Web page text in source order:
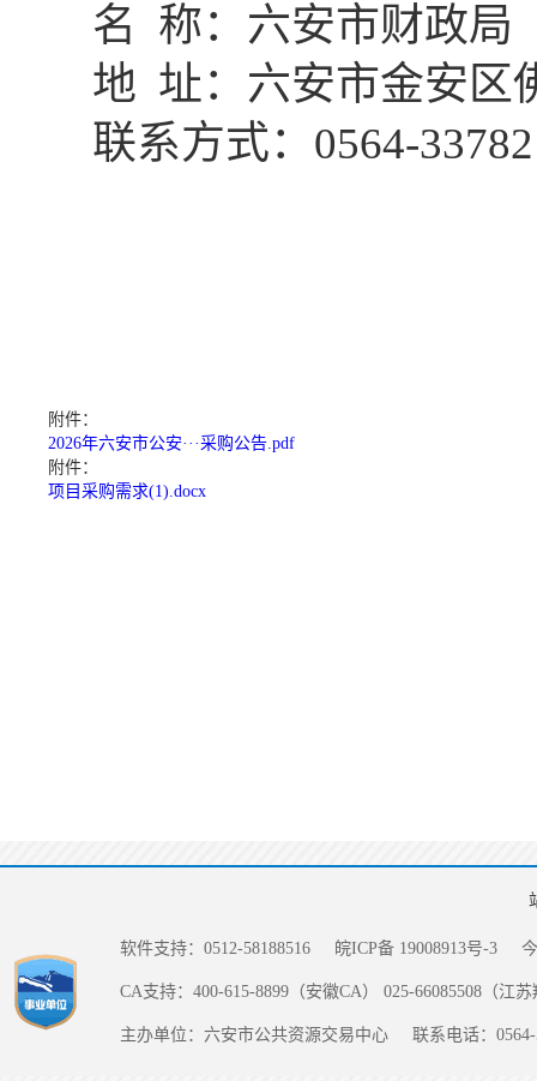
名 称： 六安市财政局
地 址： 六安市金安区
联系方式： 0564-
附件：
2026年六安市公安···采购公告.pdf
附件：
项目采购需求(1).docx
软件支持：0512-58188516 皖ICP备 19008913号-3
CA支持：400-615-8899（安徽CA） 025-66085508（江
主办单位：六安市公共资源交易中心 联系电话：0564-